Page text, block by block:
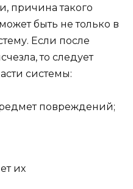
причина такого
быть не только в
Если после
то следует
системы:
повреждений;
их